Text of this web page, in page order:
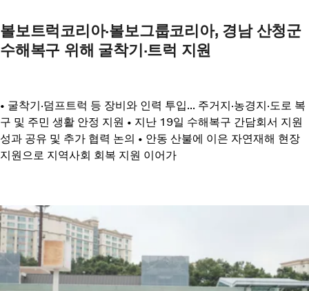
볼보트럭코리아·볼보그룹코리아, 경남 산청군
수해복구 위해 굴착기·트럭 지원
• 굴착기·덤프트럭 등 장비와 인력 투입... 주거지·농경지·도로 복
구 및 주민 생활 안정 지원 • 지난 19일 수해복구 간담회서 지원
성과 공유 및 추가 협력 논의 • 안동 산불에 이은 자연재해 현장
지원으로 지역사회 회복 지원 이어가